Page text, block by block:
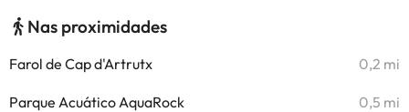
Nas proximidades
Farol de Cap d'Artrutx 0,2 mi
Parque Acuático AquaRock 0,5 mi